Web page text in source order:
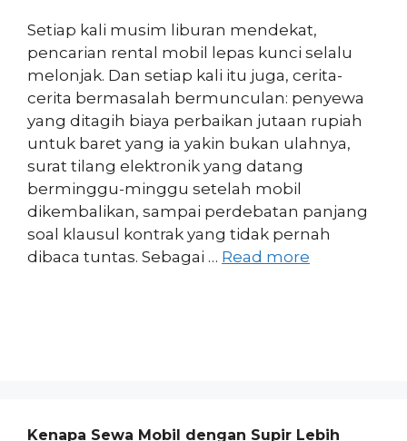
Setiap kali musim liburan mendekat,
pencarian rental mobil lepas kunci selalu
melonjak. Dan setiap kali itu juga, cerita-
cerita bermasalah bermunculan: penyewa
yang ditagih biaya perbaikan jutaan rupiah
untuk baret yang ia yakin bukan ulahnya,
surat tilang elektronik yang datang
berminggu-minggu setelah mobil
dikembalikan, sampai perdebatan panjang
soal klausul kontrak yang tidak pernah
dibaca tuntas. Sebagai … Read more
Kenapa Sewa Mobil dengan Supir Lebih